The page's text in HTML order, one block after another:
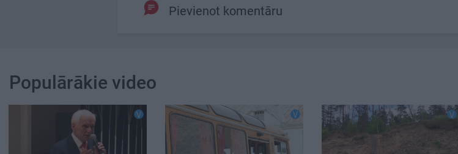
Pievienot komentāru
Populārākie video